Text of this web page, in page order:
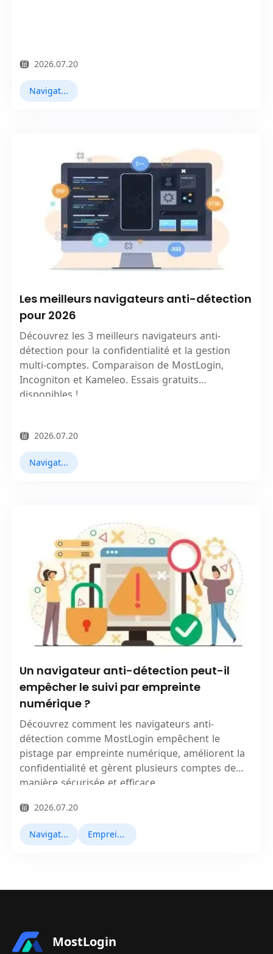
2026.07.20
Navigateur Virtuel
Les meilleurs navigateurs anti-détection
pour 2026
Découvrez les 3 meilleurs navigateurs anti-
détection pour la confidentialité et la gestion
multi-comptes. Comparaison de MostLogin,
Incogniton et Kameleo. Essais gratuits
disponibles !
2026.07.20
Navigateurs Antidetect
Un navigateur anti-détection peut-il
empêcher le suivi par empreinte
numérique ?
Découvrez comment les navigateurs anti-
détection comme MostLogin empêchent le
pistage par empreinte numérique, améliorent la
confidentialité et gèrent plusieurs comptes de
manière sécurisée et efficace.
2026.07.20
Navigateurs Antidetect Empreinte Navigateur
MostLogin